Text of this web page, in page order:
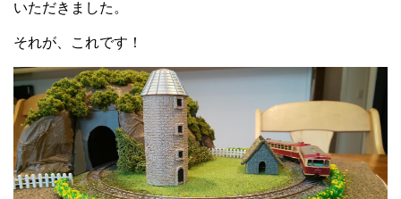
いただきました。
それが、これです！